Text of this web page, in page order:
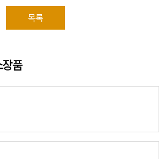
목록
장품